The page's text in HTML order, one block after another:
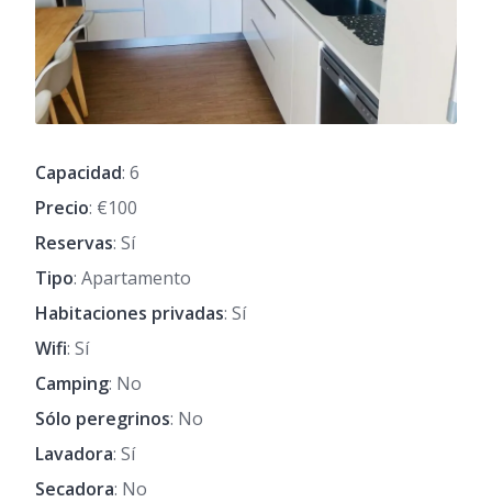
Capacidad: 6
Precio: €100
Reservas: Sí
Tipo: Apartamento
Habitaciones privadas: Sí
Wifi: Sí
Camping: No
Sólo peregrinos: No
Lavadora: Sí
Secadora: No